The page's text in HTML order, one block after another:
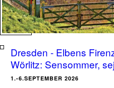
Dresden - Elbens
Wörlitz: Sensommer,
1.-6.SEPTEMBER 2026